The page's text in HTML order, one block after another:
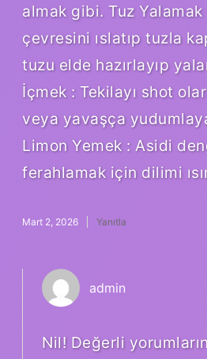
almak gibi. Tuz Yalamak
çevresini ıslatıp tuzla
tuzu elde hazırlayıp
İçmek : Tekilayı shot
veya yavaşça
Limon Yemek : Asidi
ferahlamak için dilimi
Mart 2, 2026 Yanıtla
admin
Nil! Değerli